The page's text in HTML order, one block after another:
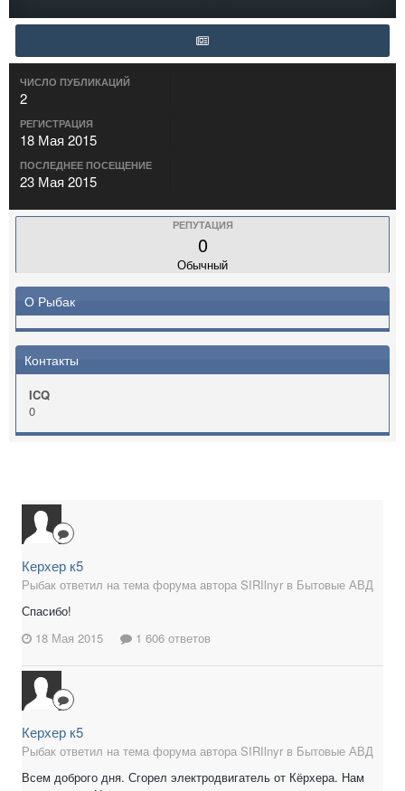
ЧИСЛО ПУБЛИКАЦИЙ
2
РЕГИСТРАЦИЯ
18 Мая 2015
ПОСЛЕДНЕЕ ПОСЕЩЕНИЕ
23 Мая 2015
РЕПУТАЦИЯ
0
Обычный
О Рыбак
Контакты
ICQ
0
Керхер к5
Рыбак ответил на тема форума автора SIRIlnyr в Бытовые АВД
Спасибо!
18 Мая 2015
1 606 ответов
Керхер к5
Рыбак ответил на тема форума автора SIRIlnyr в Бытовые АВД
Всем доброго дня. Сгорел электродвигатель от Кёрхера. Нам